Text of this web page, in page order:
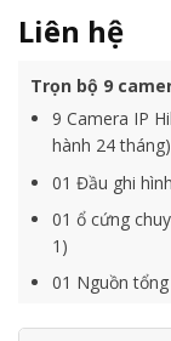
Liên hệ
Trọn bộ 9
9 Camera IP
hành 24 tháng)
01 Đầu ghi
01 ổ cứng
1)
01 Nguồn